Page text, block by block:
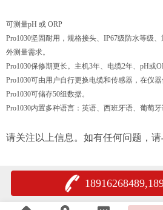
可测量pH 或 ORP
Pro1030坚固耐用，规格接头、IP67级防水等级
外测量需求。
Pro1030保修期更长。主机3年、电缆2年、pH或
Pro1030可由用户自行更换电缆和传感器，在仪
Pro1030可储存50组数据。
Pro1030内置多种语言：英语、西班牙语、葡萄牙
请关注以上信息。如有任何问题，请